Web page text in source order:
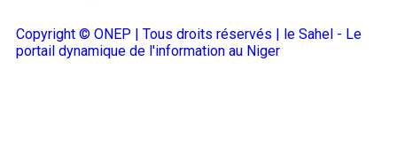
Copyright © ONEP | Tous droits réservés | le Sahel - Le
portail dynamique de l'information au Niger